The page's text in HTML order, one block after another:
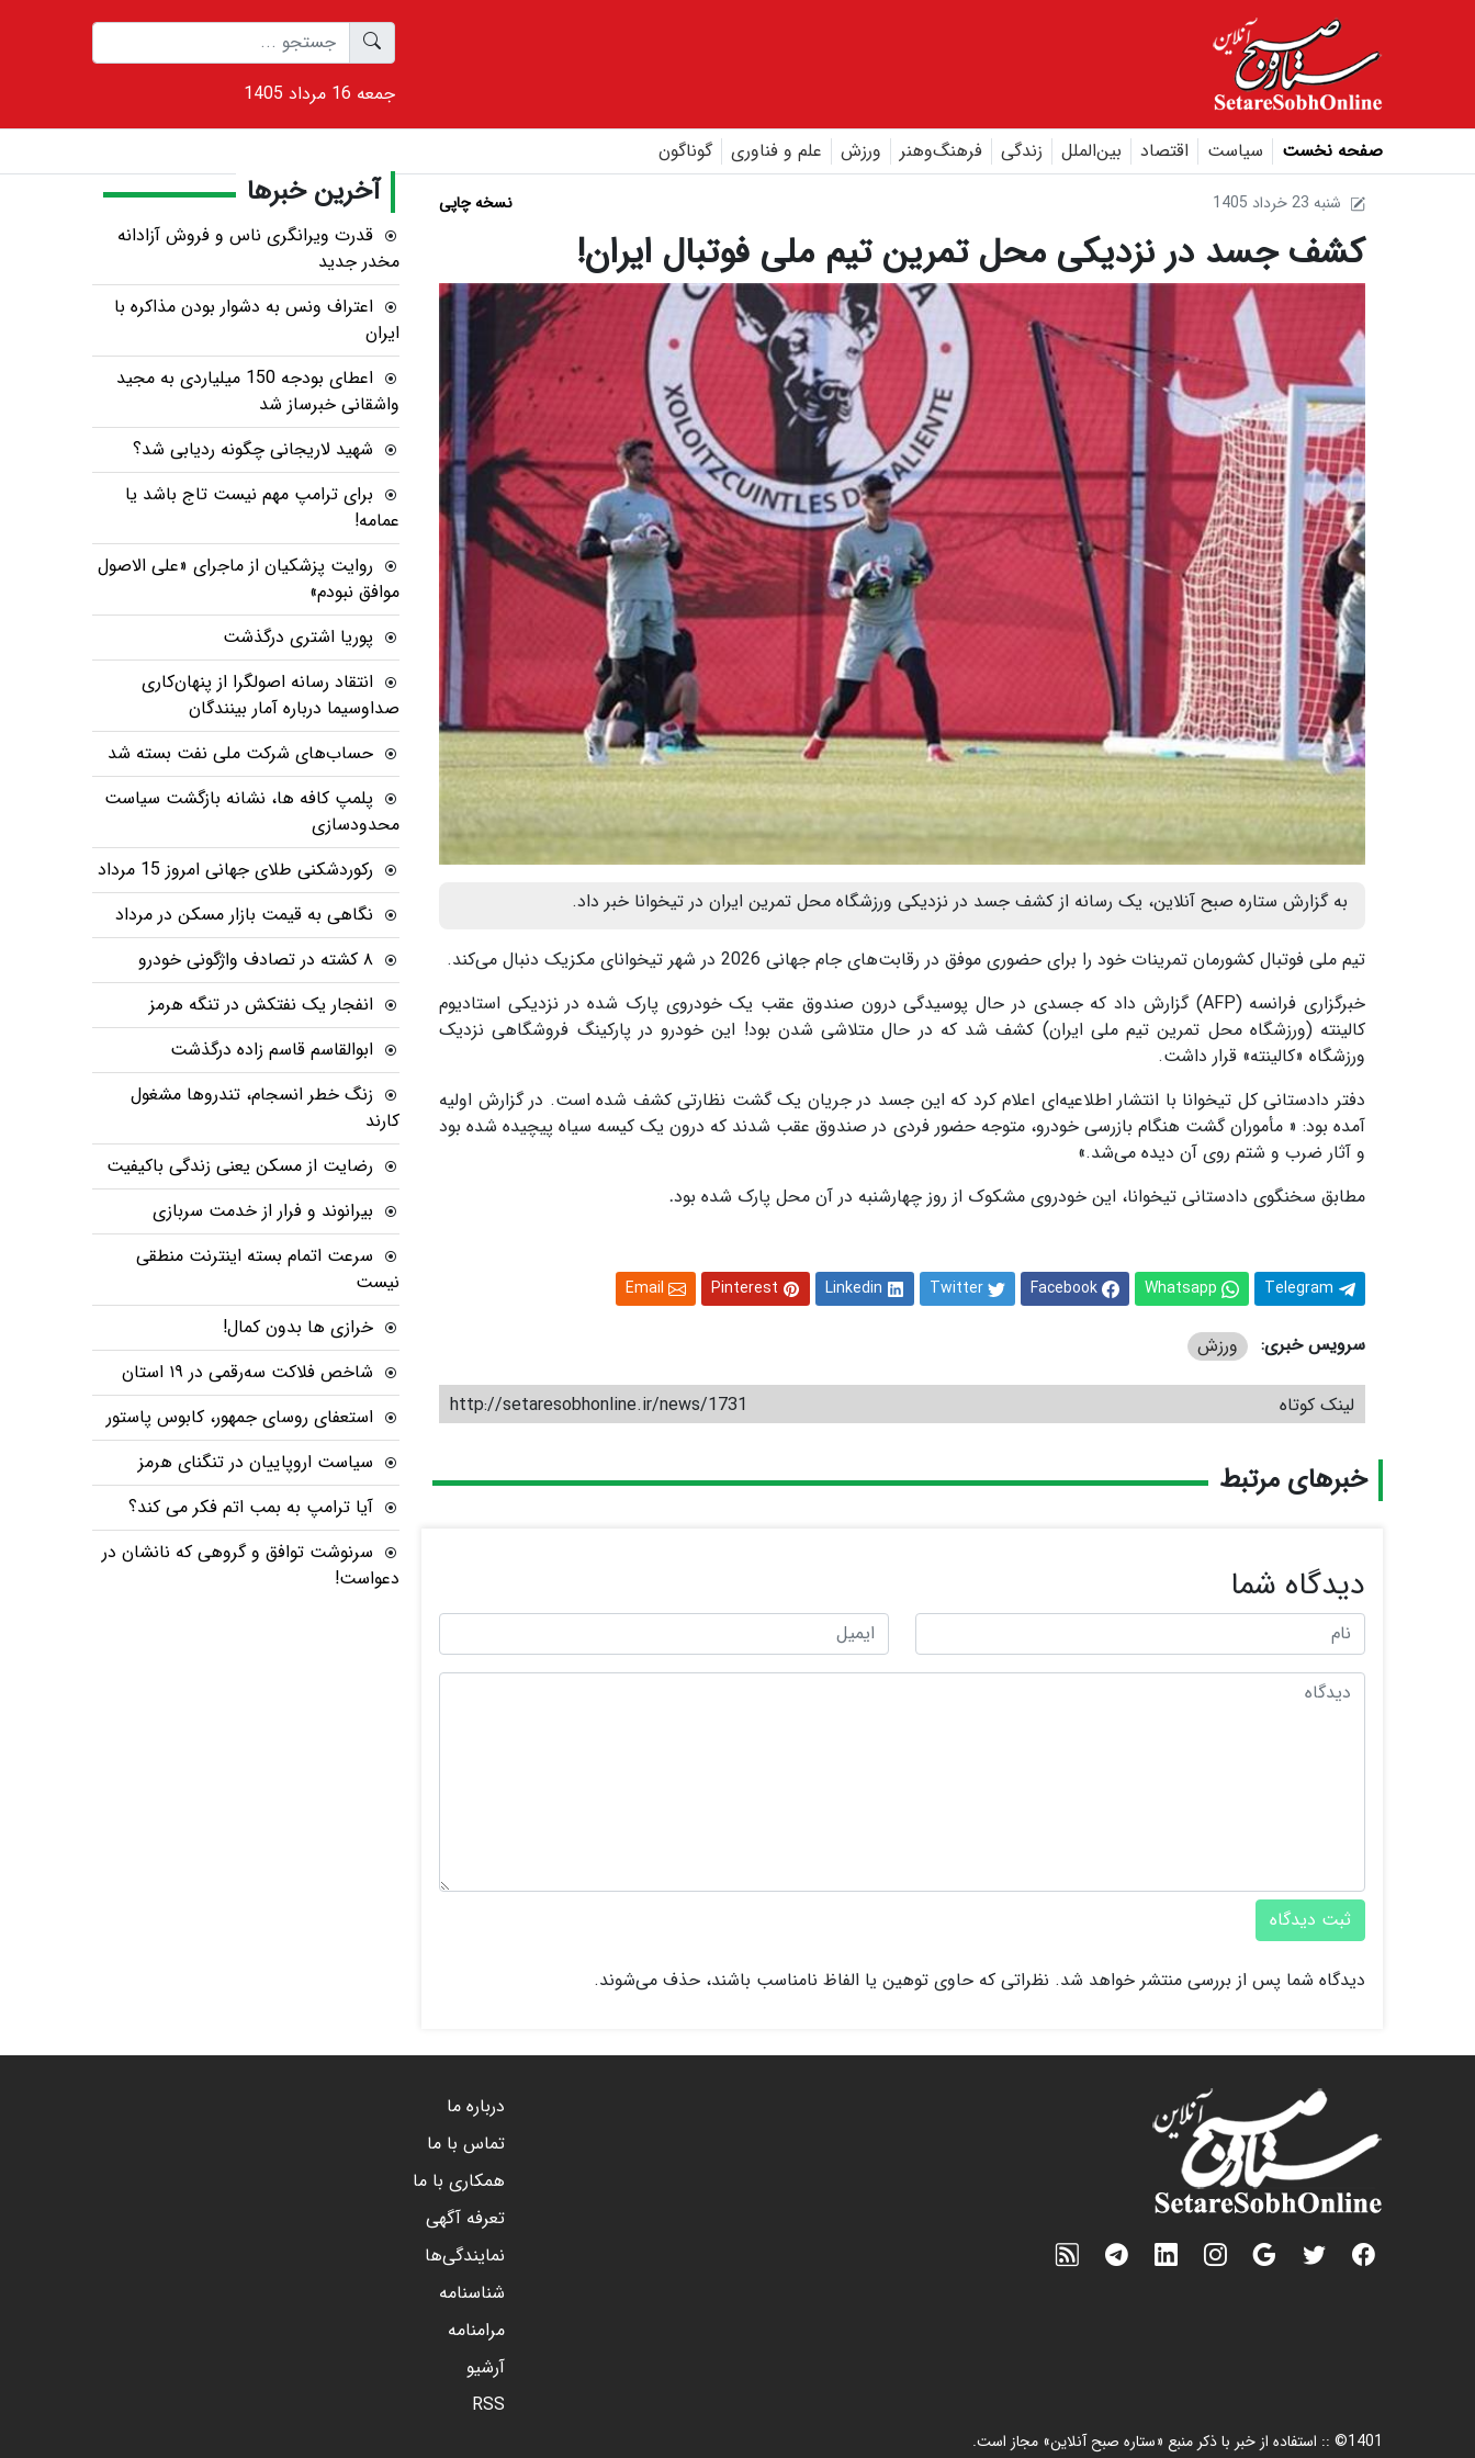
1405 جمعه 16 مرداد
صفحه نخست سیاست اقتصاد بین‌الملل زندگی فرهنگ‌و‌هنر ورزش علم و فناوری گوناگون
1405 شنبه 23 خرداد نسخه چاپی
کشف جسد در نزدیکی محل تمرین تیم ملی فوتبال ایران!
به گزارش ستاره صبح آنلاین، یک رسانه از کشف جسد در نزدیکی ورزشگاه محل تمرین ایران در تیخوانا خبر داد.
تیم ملی فوتبال کشورمان تمرینات خود را برای حضوری موفق در رقابت‌های جام جهانی 2026 در شهر تیخوانای مکزیک دنبال می‌کند.
خبرگزاری فرانسه (AFP) گزارش داد که جسدی در حال پوسیدگی درون صندوق عقب یک خودروی پارک شده در نزدیکی استادیوم
کالینته (ورزشگاه محل تمرین تیم ملی ایران) کشف شد که در حال متلاشی شدن بود! این خودرو در پارکینگ فروشگاهی نزدیک
ورزشگاه «کالینته» قرار داشت.
دفتر دادستانی کل تیخوانا با انتشار اطلاعیه‌ای اعلام کرد که این جسد در جریان یک گشت نظارتی کشف شده است. در گزارش اولیه
آمده بود: « مأموران گشت هنگام بازرسی خودرو، متوجه حضور فردی در صندوق عقب شدند که درون یک کیسه سیاه پیچیده شده بود
و آثار ضرب و شتم روی آن دیده می‌شد.»
مطابق سخنگوی دادستانی تیخوانا، این خودروی مشکوک از روز چهارشنبه در آن محل پارک شده بود.
Telegram
Whatsapp
Facebook
Twitter
Linkedin
Pinterest
Email
سرویس خبری: ورزش
لینک کوتاه http://setaresobhonline.ir/news/1731
خبرهای مرتبط
دیدگاه شما
ثبت دیدگاه
دیدگاه شما پس از بررسی منتشر خواهد شد. نظراتی که حاوی توهین یا الفاظ نامناسب باشند، حذف می‌شوند.
آخرین خبرها
قدرت ویرانگری ناس و فروش آزادانه
مخدر جدید
اعتراف ونس به دشوار بودن مذاکره با
ایران
اعطای بودجه 150 میلیاردی به مجید
واشقانی خبرساز شد
شهید لاریجانی چگونه ردیابی شد؟
برای ترامپ مهم نیست تاج باشد یا
عمامه!
روایت پزشکیان از ماجرای «علی الاصول
موافق نبودم»
پوریا اشتری درگذشت
انتقاد رسانه اصولگرا از پنهان‌کاری
صداوسیما درباره آمار بینندگان
حساب‌های شرکت ملی نفت بسته شد
پلمپ کافه ها، نشانه بازگشت سیاست
محدودسازی
رکوردشکنی طلای جهانی امروز 15 مرداد
نگاهی به قیمت بازار مسکن در مرداد
۸ کشته در تصادف واژگونی خودرو
انفجار یک نفتکش در تنگه هرمز
ابوالقاسم قاسم زاده درگذشت
زنگ خطر انسجام، تندروها مشغول
کارند
رضایت از مسکن یعنی زندگی باکیفیت
بیرانوند و فرار از خدمت سربازی
سرعت اتمام بسته‌ اینترنت منطقی
نیست
خرازی ها بدون کمال!
شاخص فلاکت سه‌رقمی در ۱۹ استان
استعفای روسای جمهور، کابوس پاستور
سیاست اروپاییان در تنگنای هرمز
آیا ترامپ به بمب اتم فکر می کند؟
سرنوشت توافق و گروهی که نانشان در
دعواست!
درباره ما
تماس با ما
همکاری با ما
تعرفه آگهی
نمایندگی‌ها
شناسنامه
مرامنامه
آرشیو
RSS
1401© :: استفاده از خبر با ذکر منبع «ستاره صبح آنلاین» مجاز است.